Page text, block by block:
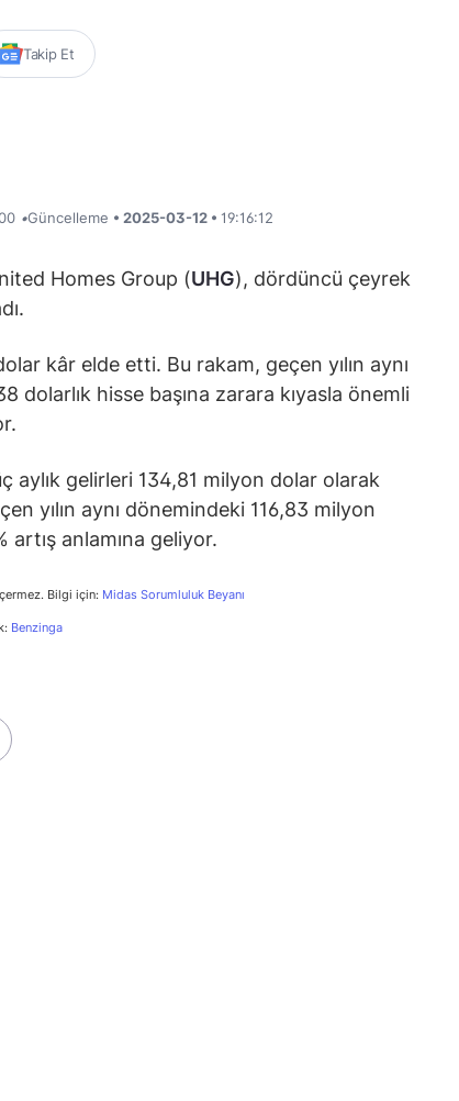
Takip Et
•Güncelleme • 2025-03-12 • 19:16:12
Homes Group (UHG), dördüncü çeyrek
kâr elde etti. Bu rakam, geçen yılın aynı
dolarlık hisse başına zarara kıyasla önemli
aylık gelirleri 134,81 milyon dolar olarak
yılın aynı dönemindeki 116,83 milyon
artış anlamına geliyor.
Bilgi için: Midas Sorumluluk Beyanı
Benzinga